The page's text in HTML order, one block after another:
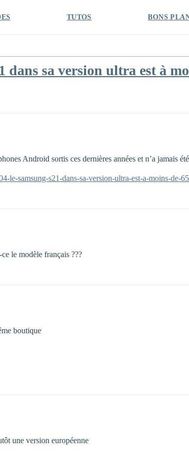
TUTOS BONS
dans sa version ultra est à
Android sortis ces dernières années et n’a jamais
le-samsung-s21-dans-sa-version-ultra-est-a-moins-de-
le modèle français ???
boutique
une version européenne